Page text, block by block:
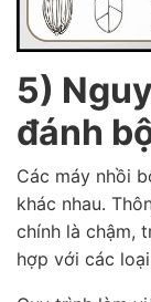
5)
đánh
Các máy nhồi
khác nhau.
chính là chậm,
hợp với các